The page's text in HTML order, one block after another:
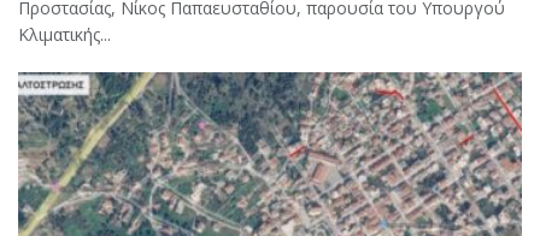
Προστασίας, Νίκος Παπαευσταθίου, παρουσία του Υπουργού
Κλιματικής...